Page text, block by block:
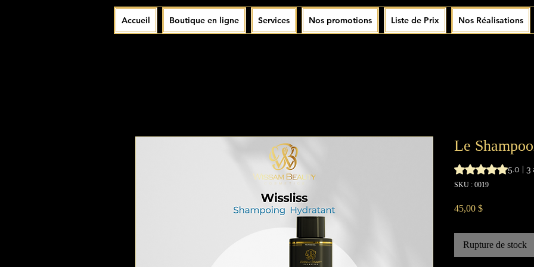
Accueil Boutique en ligne Services Nos promotions Liste de Prix Nos Réalisations
Le
La note est de 5.0
5.0 | 3
SKU : 0019
45,00 $Prix
Rupture de stock